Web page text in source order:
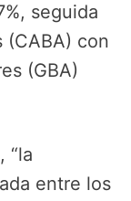
seguida
(CABA) con
(GBA)
“la
entre los